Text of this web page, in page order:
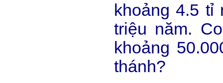
khoảng 4.5
triệu năm.
khoảng
thánh?